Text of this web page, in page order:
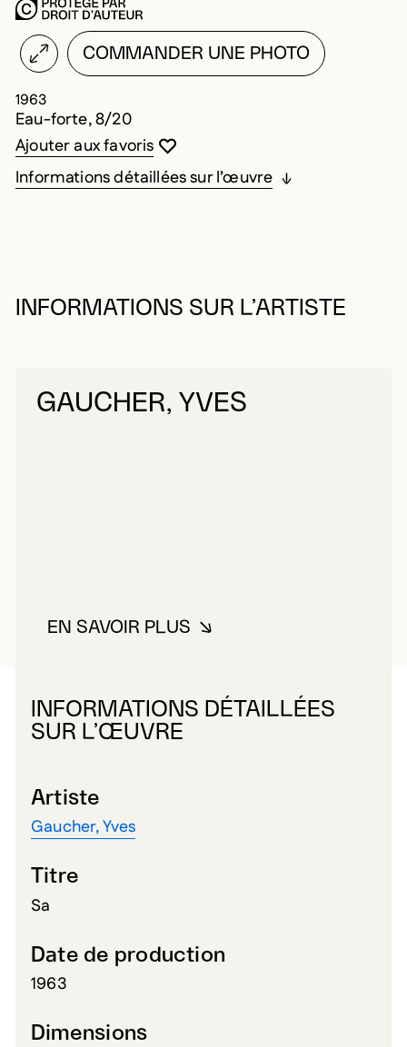
COMMANDER UNE PHOTO
1963
Eau-forte, 8/20
Vous devez être connecté pour ajouter
Fermer la modale
Ouvrir la modale
Ajouter aux favoris
Informations détaillées sur l’œuvre
INFORMATIONS SUR L’ARTISTE
GAUCHER, YVES
EN SAVOIR PLUSÀ PROPOS DE GAUCHER, YVES
INFORMATIONS DÉTAILLÉES
SUR L’ŒUVRE
Artiste
Gaucher, Yves
Titre
Sa
Date de production
1963
Dimensions